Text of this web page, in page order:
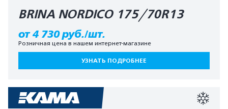
BRINA NORDICO 175/70R13
от 4 730 руб./шт.
Розничная цена в нашем интернет-магазине
УЗНАТЬ ПОДРОБНЕЕ